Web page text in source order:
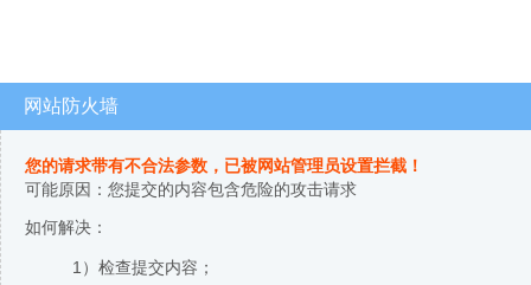
网站防火墙
您的请求带有不合法参数，已被网站管理员设置拦截！
可能原因：您提交的内容包含危险的攻击请求
如何解决：
1）检查提交内容；